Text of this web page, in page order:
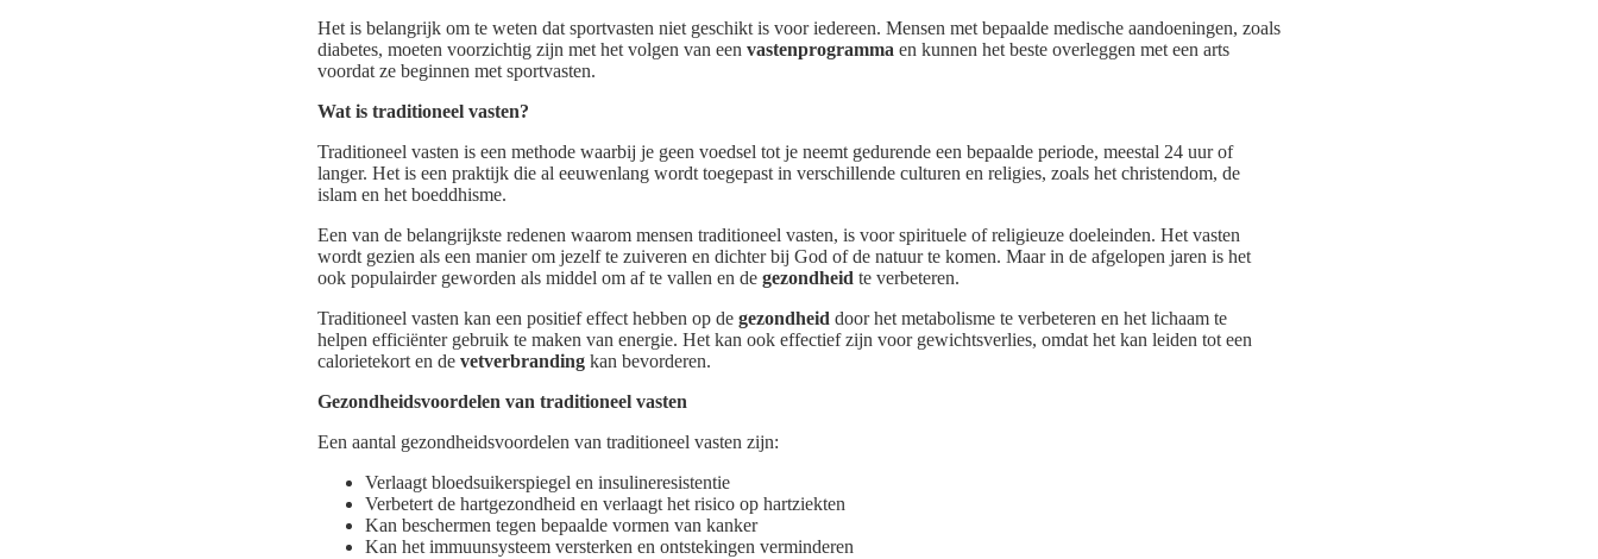
Het is belangrijk om te weten dat sportvasten niet geschikt is voor iedereen. Mensen met bepaalde medische aandoeningen, zoals
diabetes, moeten voorzichtig zijn met het volgen van een vastenprogramma en kunnen het beste overleggen met een arts
voordat ze beginnen met sportvasten.
Wat is traditioneel vasten?
Traditioneel vasten is een methode waarbij je geen voedsel tot je neemt gedurende een bepaalde periode, meestal 24 uur of
langer. Het is een praktijk die al eeuwenlang wordt toegepast in verschillende culturen en religies, zoals het christendom, de
islam en het boeddhisme.
Een van de belangrijkste redenen waarom mensen traditioneel vasten, is voor spirituele of religieuze doeleinden. Het vasten
wordt gezien als een manier om jezelf te zuiveren en dichter bij God of de natuur te komen. Maar in de afgelopen jaren is het
ook populairder geworden als middel om af te vallen en de gezondheid te verbeteren.
Traditioneel vasten kan een positief effect hebben op de gezondheid door het metabolisme te verbeteren en het lichaam te
helpen efficiënter gebruik te maken van energie. Het kan ook effectief zijn voor gewichtsverlies, omdat het kan leiden tot een
calorietekort en de vetverbranding kan bevorderen.
Gezondheidsvoordelen van traditioneel vasten
Een aantal gezondheidsvoordelen van traditioneel vasten zijn:
Verlaagt bloedsuikerspiegel en insulineresistentie
Verbetert de hartgezondheid en verlaagt het risico op hartziekten
Kan beschermen tegen bepaalde vormen van kanker
Kan het immuunsysteem versterken en ontstekingen verminderen